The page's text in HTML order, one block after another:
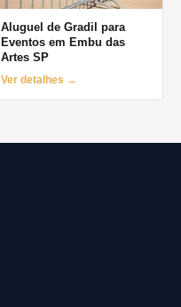
Aluguel de Gradil para
Eventos em Embu das
Artes SP
Ver detalhes →